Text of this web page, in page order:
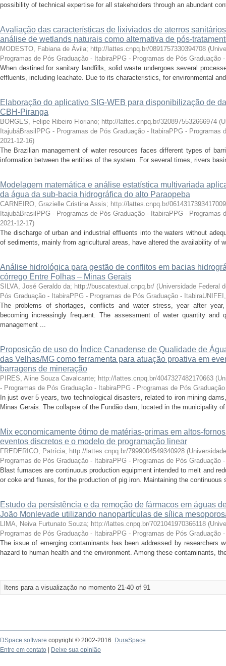
possibility of technical expertise for all stakeholders through an abundant
Avaliação das características de lixiviados de aterros
análise de wetlands naturais como alternativa de pós-
MODESTO, Fabiana de Ávila; http://lattes.cnpq.br/0891757330394708 (
Programas de Pós Graduação - ItabiraPPG - Programas de Pós Graduação
When destined for sanitary landfills, solid waste undergoes several
effluents, including leachate. Due to its characteristics, for environmental
Elaboração do aplicativo SIG-WEB para disponibilização de
CBH-Piranga
BORGES, Felipe Ribeiro Floriano; http://lattes.cnpq.br/3208975532666974 (
ItajubáBrasilPPG - Programas de Pós Graduação - ItabiraPPG - Programas
2021-12-16)
The Brazilian management of water resources faces different types of
information between the entities of the system. For several times, rivers
Modelagem matemática e análise estatística multivariada
da água da sub-bacia hidrográfica do alto Paraopeba
CARNEIRO, Grazielle Cristina Assis; http://lattes.cnpq.br/0614317393417009
ItajubáBrasilPPG - Programas de Pós Graduação - ItabiraPPG - Programas
2021-12-17)
The discharge of urban and industrial effluents into the waters without
of sediments, mainly from agricultural areas, have altered the availability of
Análise hidrológica para gestão de conflitos em bacias
córrego Entre Folhas – Minas Gerais
SILVA, José Geraldo da; http://buscatextual.cnpq.br/ (Universidade Federal
Pós Graduação - ItabiraPPG - Programas de Pós Graduação - ItabiraUNIFEI
The problems of shortages, conflicts and water stress, year after
becoming increasingly frequent. The assessment of water quantity
management ...
Proposição de uso do Índice Canadense de Qualidade de
das Velhas/MG como ferramenta para atuação proativa em
barragens de mineração
PIRES, Aline Souza Cavalcante; http://lattes.cnpq.br/4047327482170663 (
- Programas de Pós Graduação - ItabiraPPG - Programas de Pós
In just over 5 years, two technological disasters, related to iron mining
Minas Gerais. The collapse of the Fundão dam, located in the municipality
Mix economicamente ótimo de matérias-primas em altos-
eventos discretos e o modelo de programação linear
FREDERICO, Patrícia; http://lattes.cnpq.br/7999004549340928 (
Programas de Pós Graduação - ItabiraPPG - Programas de Pós Graduação
Blast furnaces are continuous production equipment intended to melt and
or coke and fluxes, for the production of pig iron. Maintaining the
Estudo da persistência e da remoção de fármacos em águas
João Monlevade utilizando nanopartículas de sílica
LIMA, Neiva Furtunato Souza; http://lattes.cnpq.br/7021041970366118 (
Programas de Pós Graduação - ItabiraPPG - Programas de Pós Graduação
The issue of emerging contaminants has been addressed by researchers
hazard to human health and the environment. Among these contaminants,
Itens para a visualização no momento 21-40 of 91
DSpace software copyright © 2002-2016
DuraSpace
Entre em contato
Deixe sua opinião